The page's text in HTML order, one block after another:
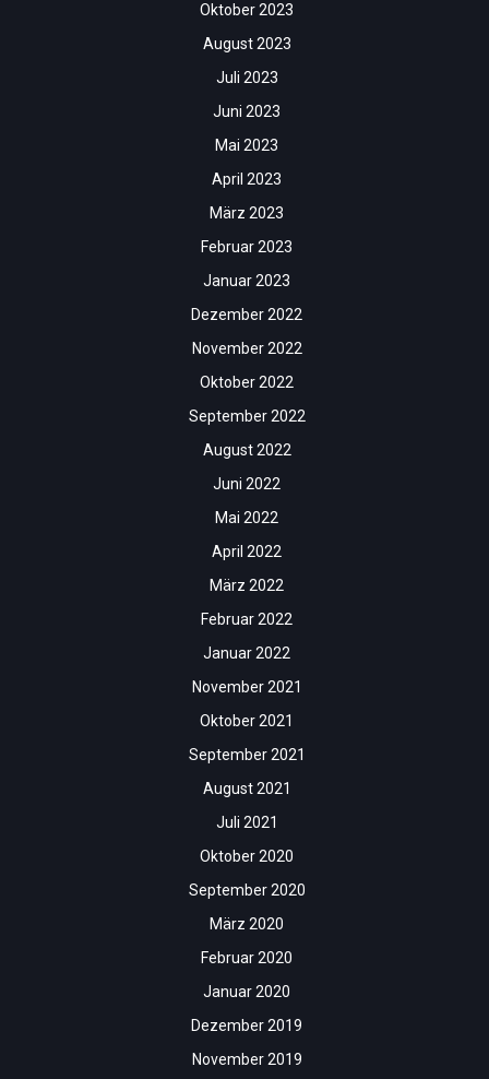
Oktober 2023
August 2023
Juli 2023
Juni 2023
Mai 2023
April 2023
März 2023
Februar 2023
Januar 2023
Dezember 2022
November 2022
Oktober 2022
September 2022
August 2022
Juni 2022
Mai 2022
April 2022
März 2022
Februar 2022
Januar 2022
November 2021
Oktober 2021
September 2021
August 2021
Juli 2021
Oktober 2020
September 2020
März 2020
Februar 2020
Januar 2020
Dezember 2019
November 2019